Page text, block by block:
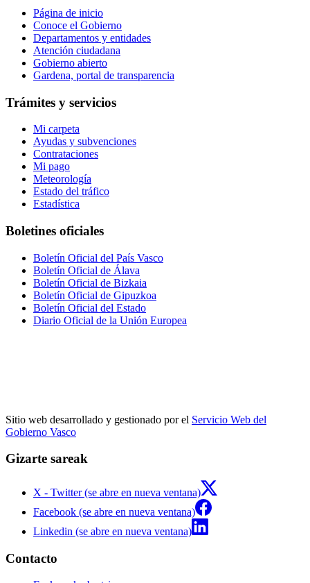
Página de inicio
Conoce el Gobierno
Departamentos y entidades
Atención ciudadana
Gobierno abierto
Gardena, portal de transparencia
Trámites y servicios
Mi carpeta
Ayudas y subvenciones
Contrataciones
Mi pago
Meteorología
Estado del tráfico
Estadística
Boletines oficiales
Boletín Oficial del País Vasco
Boletín Oficial de Álava
Boletín Oficial de Bizkaia
Boletín Oficial de Gipuzkoa
Boletín Oficial del Estado
Diario Oficial de la Unión Europea
Sitio web desarrollado y gestionado por el Servicio Web del
Gobierno Vasco
Gizarte sareak
X - Twitter (se abre en nueva ventana)
Facebook (se abre en nueva ventana)
Linkedin (se abre en nueva ventana)
Contacto